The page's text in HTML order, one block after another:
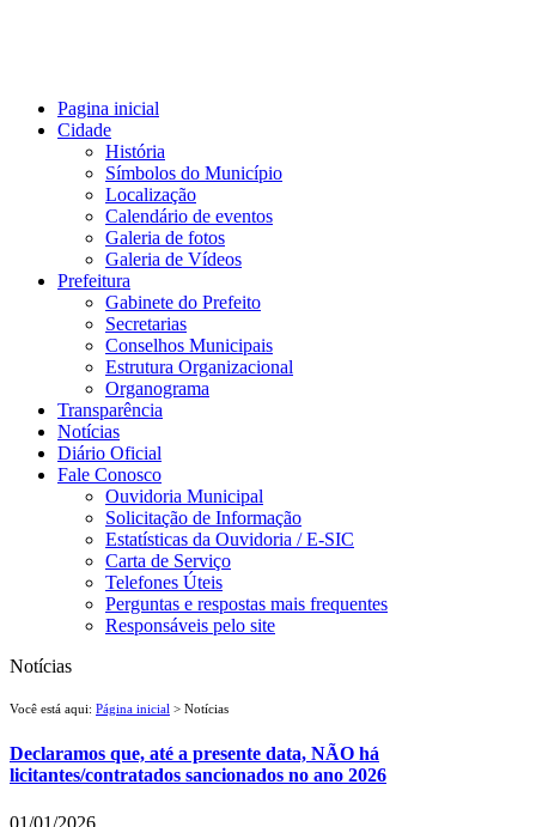
Pagina inicial
Cidade
História
Símbolos do Município
Localização
Calendário de eventos
Galeria de fotos
Galeria de Vídeos
Prefeitura
Gabinete do Prefeito
Secretarias
Conselhos Municipais
Estrutura Organizacional
Organograma
Transparência
Notícias
Diário Oficial
Fale Conosco
Ouvidoria Municipal
Solicitação de Informação
Estatísticas da Ouvidoria / E-SIC
Carta de Serviço
Telefones Úteis
Perguntas e respostas mais frequentes
Responsáveis pelo site
Notícias
Você está aqui: Página inicial > Notícias
Declaramos que, até a presente data, NÃO há
licitantes/contratados sancionados no ano 2026
01/01/2026